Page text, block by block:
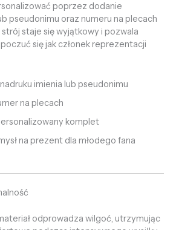
poprzez dodanie
pseudonimu oraz numeru na plecach
staje się wyjątkowy i pozwala
się jak członek reprezentacji
imienia lub pseudonimu
na plecach
komplet
na prezent dla młodego fana
odprowadza wilgoć, utrzymując